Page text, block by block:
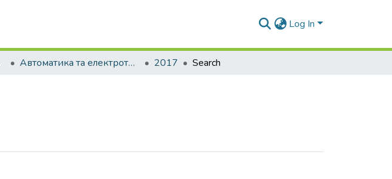
Log In
Автоматика та електротехніка 2017 Search